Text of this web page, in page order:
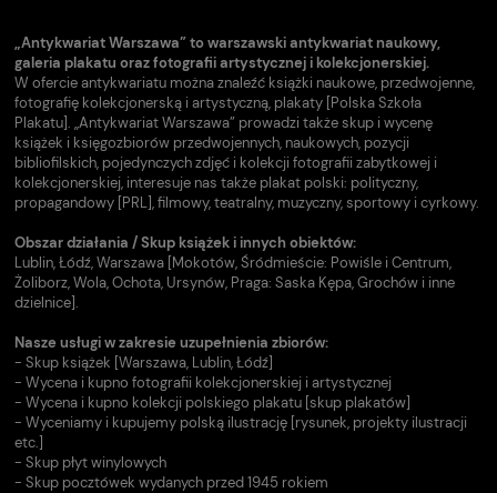
„Antykwariat Warszawa” to warszawski antykwariat naukowy,
galeria plakatu oraz fotografii artystycznej i kolekcjonerskiej.
W ofercie antykwariatu można znaleźć książki naukowe, przedwojenne,
fotografię kolekcjonerską i artystyczną, plakaty [Polska Szkoła
Plakatu]. „Antykwariat Warszawa” prowadzi także skup i wycenę
książek i księgozbiorów przedwojennych, naukowych, pozycji
bibliofilskich, pojedynczych zdjęć i kolekcji fotografii zabytkowej i
kolekcjonerskiej, interesuje nas także plakat polski: polityczny,
propagandowy [PRL], filmowy, teatralny, muzyczny, sportowy i cyrkowy.
Obszar działania / Skup książek i innych obiektów:
Lublin, Łódź, Warszawa [Mokotów, Śródmieście: Powiśle i Centrum,
Żoliborz, Wola, Ochota, Ursynów, Praga: Saska Kępa, Grochów i inne
dzielnice].
Nasze usługi w zakresie uzupełnienia zbiorów:
- Skup książek [Warszawa, Lublin, Łódź]
- Wycena i kupno fotografii kolekcjonerskiej i artystycznej
- Wycena i kupno kolekcji polskiego plakatu [skup plakatów]
- Wyceniamy i kupujemy polską ilustrację [rysunek, projekty ilustracji
etc.]
- Skup płyt winylowych
- Skup pocztówek wydanych przed 1945 rokiem